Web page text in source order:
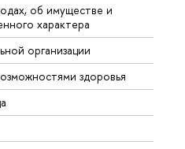
об имуществе и
характера
организации
здоровья